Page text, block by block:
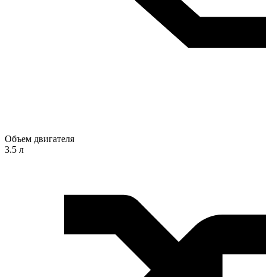
Объем двигателя
3.5 л